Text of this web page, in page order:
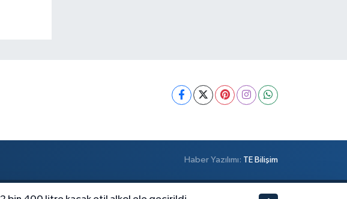
Haber Yazılımı: TE Bilişim